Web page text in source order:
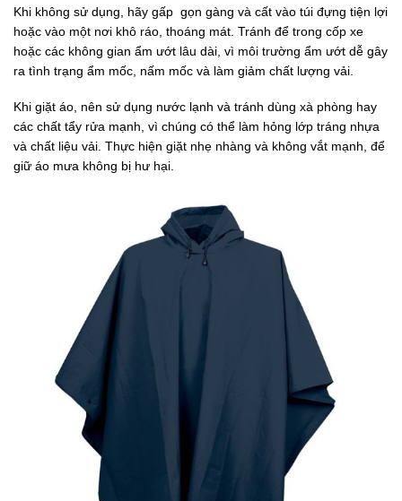
Khi không sử dụng, hãy gấp gọn gàng và cất vào túi đựng tiện lợi
hoặc vào một nơi khô ráo, thoáng mát. Tránh để trong cốp xe
hoặc các không gian ẩm ướt lâu dài, vì môi trường ẩm ướt dễ gây
ra tình trạng ẩm mốc, nấm mốc và làm giảm chất lượng vải.
Khi giặt áo, nên sử dụng nước lạnh và tránh dùng xà phòng hay
các chất tẩy rửa mạnh, vì chúng có thể làm hỏng lớp tráng nhựa
và chất liệu vải. Thực hiện giặt nhẹ nhàng và không vắt mạnh, để
giữ áo mưa không bị hư hại.